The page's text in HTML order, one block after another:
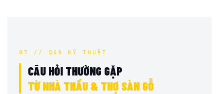
07 // Q&A KỸ THUẬT
CÂU HỎI THƯỜNG GẶP
TỪ NHÀ THẦU & THỢ SÀN GỖ